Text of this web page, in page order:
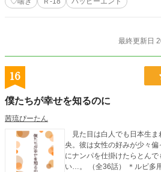
最終更新日
16
僕たちが幸せを知るのに
茜琉ぴーたん
見た目は白人でも日本生ま
央。彼は女性の好みが少々
にナンパを仕掛けたらとん
い…。 （全36話） ＊ルビ多用につき、横読みを強くお勧めし